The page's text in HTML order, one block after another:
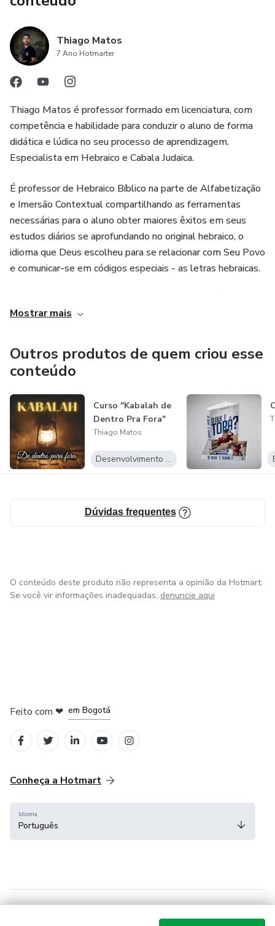
Thiago Matos
7 Ano Hotmarter
Thiago Matos é professor formado em licenciatura, com
competência e habilidade para conduzir o aluno de forma
didática e lúdica no seu processo de aprendizagem.
Especialista em Hebraico e Cabala Judaica.
É professor de Hebraico Bíblico na parte de Alfabetização
e Imersão Contextual compartilhando as ferramentas
necessárias para o aluno obter maiores êxitos em seus
estudos diários se aprofundando no original hebraico, o
idioma que Deus escolheu para se relacionar com Seu Povo
e comunicar-se em códigos especiais - as letras hebraicas.
lugar certo!
Mostrar mais
Outros produtos de quem criou esse
conteúdo
Curso "Kabalah de
Dentro Pra Fora"
Thiago Matos
Desenvolvimento Pessoal
Dúvidas frequentes
O conteúdo deste produto não representa a opinião da Hotmart.
Se você vir informações inadequadas, denuncie aqui
Feito com ❤ em Bogotá
Conheça a Hotmart
Idioma
Português